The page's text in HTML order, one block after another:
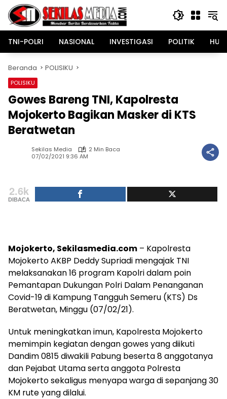
Langsung
konten
TNI-POLRI
NASIONAL INVESTIGASI POLITIK
Beranda POLISIKU
POLISIKU
Gowes Bareng TNI, Kapolresta
Mojokerto Bagikan Masker di KTS
Beratwetan
Sekilas Media
2 Min Baca
07/02/2021 9:36 AM
2.6k
DIBACA
Mojokerto, Sekilasmedia.com – Kapolresta
Mojokerto AKBP Deddy Supriadi mengajak TNI
melaksanakan 16 program Kapolri dalam poin
Pemantapan Dukungan Polri Dalam Penanganan
Covid-19 di Kampung Tangguh Semeru (KTS) Ds
Beratwetan, Minggu (07/02/21).
Untuk meningkatkan imun, Kapolresta Mojokerto
memimpin kegiatan dengan gowes yang diikuti
Dandim 0815 diwakili Pabung beserta 8 anggotanya
dan Pejabat Utama serta anggota Polresta
Mojokerto sekaligus menyapa warga di sepanjang 30
KM rute yang dilalui.